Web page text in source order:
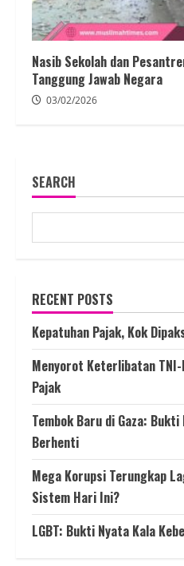
Nasib Sekolah dan
Tanggung Jawab Negara
03/02/2026
SEARCH
RECENT POSTS
Kepatuhan Pajak, Kok
Menyorot Keterlibatan
Pajak
Tembok Baru di Gaza:
Berhenti
Mega Korupsi Terungkap
Sistem Hari Ini?
LGBT: Bukti Nyata Kala